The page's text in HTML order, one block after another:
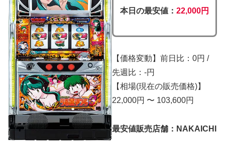
本日の最安値： 22,000円
【価格変動】前日比：0円 /
先週比：-円
【相場(現在の販売価格)】
22,000円 〜 103,600円
最安値販売店舗：NAKAICHI